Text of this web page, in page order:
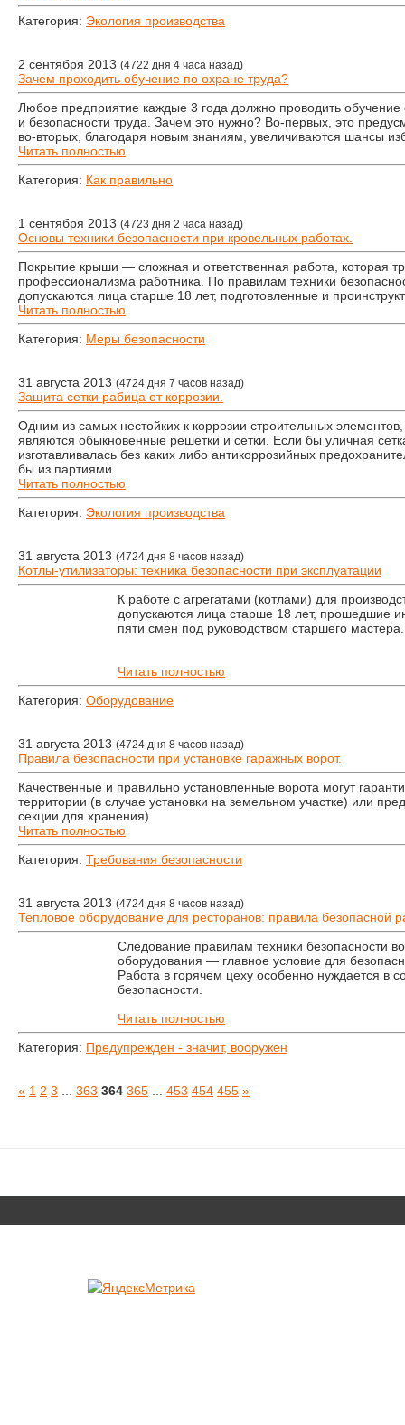
Категория: Экология производства
2 сентября 2013 (4722 дня 4 часа назад)
Зачем проходить обучение по охране труда?
Любое предприятие каждые 3 года должно проводить
и безопасности труда. Зачем это нужно? Во-первых, это
во-вторых, благодаря новым знаниям, увеличиваются шансы
Читать полностью
Категория: Как правильно
1 сентября 2013 (4723 дня 2 часа назад)
Основы техники безопасности при кровельных работах.
Покрытие крыши — сложная и ответственная работа, которая
профессионализма работника. По правилам техники
допускаются лица старше 18 лет, подготовленные и
Читать полностью
Категория: Меры безопасности
31 августа 2013 (4724 дня 7 часов назад)
Защита сетки рабица от коррозии.
Одним из самых нестойких к коррозии строительных
являются обыкновенные решетки и сетки. Если бы уличная
изготавливалась без каких либо антикоррозийных
бы из партиями.
Читать полностью
Категория: Экология производства
31 августа 2013 (4724 дня 8 часов назад)
Котлы-утилизаторы: техника безопасности при эксплуатации
К работе с агрегатами (котлами) для
допускаются лица старше 18 лет, прошедшие
пяти смен под руководством старшего мастера.
Читать полностью
Категория: Оборудование
31 августа 2013 (4724 дня 8 часов назад)
Правила безопасности при установке гаражных ворот.
Качественные и правильно установленные ворота могут
территории (в случае установки на земельном участке) или
секции для хранения).
Читать полностью
Категория: Требования безопасности
31 августа 2013 (4724 дня 8 часов назад)
Тепловое оборудование для ресторанов: правила безопасной
Следование правилам техники безопасности
оборудования — главное условие для
Работа в горячем цеху особенно нуждается в
безопасности.
Читать полностью
Категория: Предупрежден - значит, вооружен
« 1 2 3 363 364 365 453 454 455 »